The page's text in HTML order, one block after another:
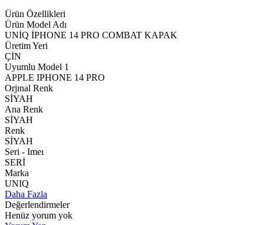
Ürün Özellikleri
Ürün Model Adı
UNİQ İPHONE 14 PRO COMBAT KAPAK
Üretim Yeri
ÇİN
Uyumlu Model 1
APPLE IPHONE 14 PRO
Orjınal Renk
SİYAH
Ana Renk
SİYAH
Renk
SİYAH
Seri - Imeı
SERİ
Marka
UNIQ
Daha Fazla
Değerlendirmeler
Henüz yorum yok